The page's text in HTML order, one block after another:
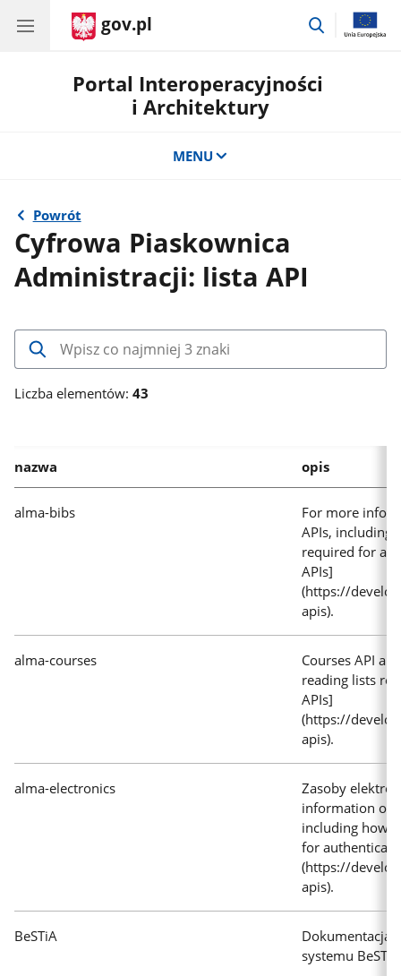
gov.pl
przejdź
Portal Interoperacyjności
i Architektury
MENU
Powrót
Cyfrowa Piaskownica
Administracji: lista API
Wpisz
3
rozpocząć
wyszukiwanie.
Wyniki
Liczba elementów:43
nazwa opis
alma-bibs
For more
APIs, including
required for
APIs]
(https://
apis).
alma-courses
Courses API
reading lists
APIs]
(https://
apis).
alma-electronics
Zasoby
information on
including how
for
(https://
apis).
BeSTiA
Dokumentacja
systemu